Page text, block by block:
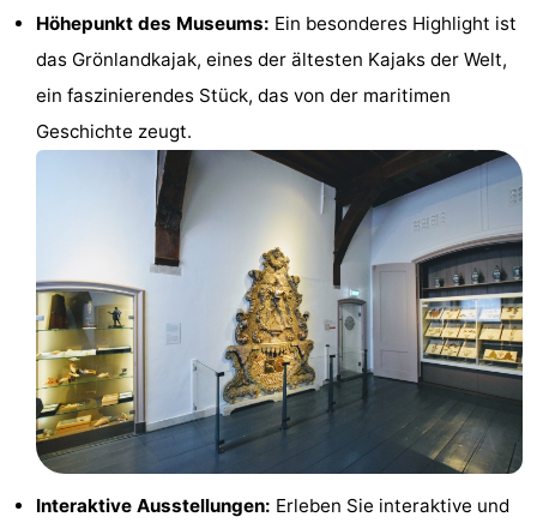
Sehen
tun
Museen
Mühlen
Aussichtspunkte
Attraktionen
Rundfahrten
Spielplätze
-
Höhepunkt des Museums: Ein besonderes Highlight ist
das Grönlandkajak, eines der ältesten Kajaks der Welt,
ein faszinierendes Stück, das von der maritimen
Geschichte zeugt.
Interaktive Ausstellungen: Erleben Sie interaktive und